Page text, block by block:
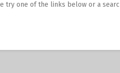
try one of the links below or a